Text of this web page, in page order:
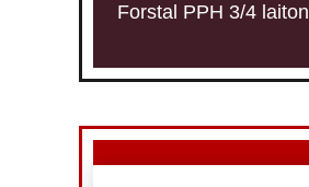
Forstal PPH 3/4 laiton